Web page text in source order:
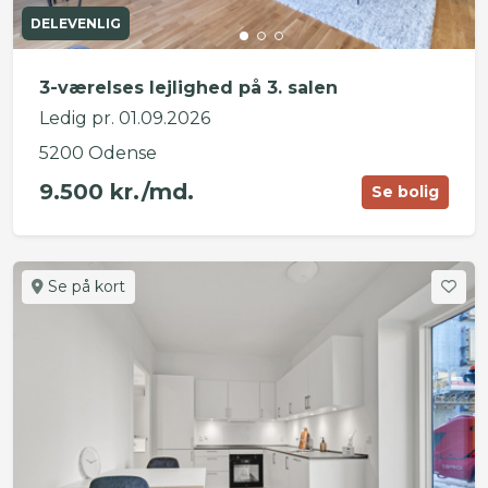
DELEVENLIG
3-værelses lejlighed på 3. salen
Ledig pr. 01.09.2026
5200 Odense
9.500 kr./md. Se bolig
Se på kort